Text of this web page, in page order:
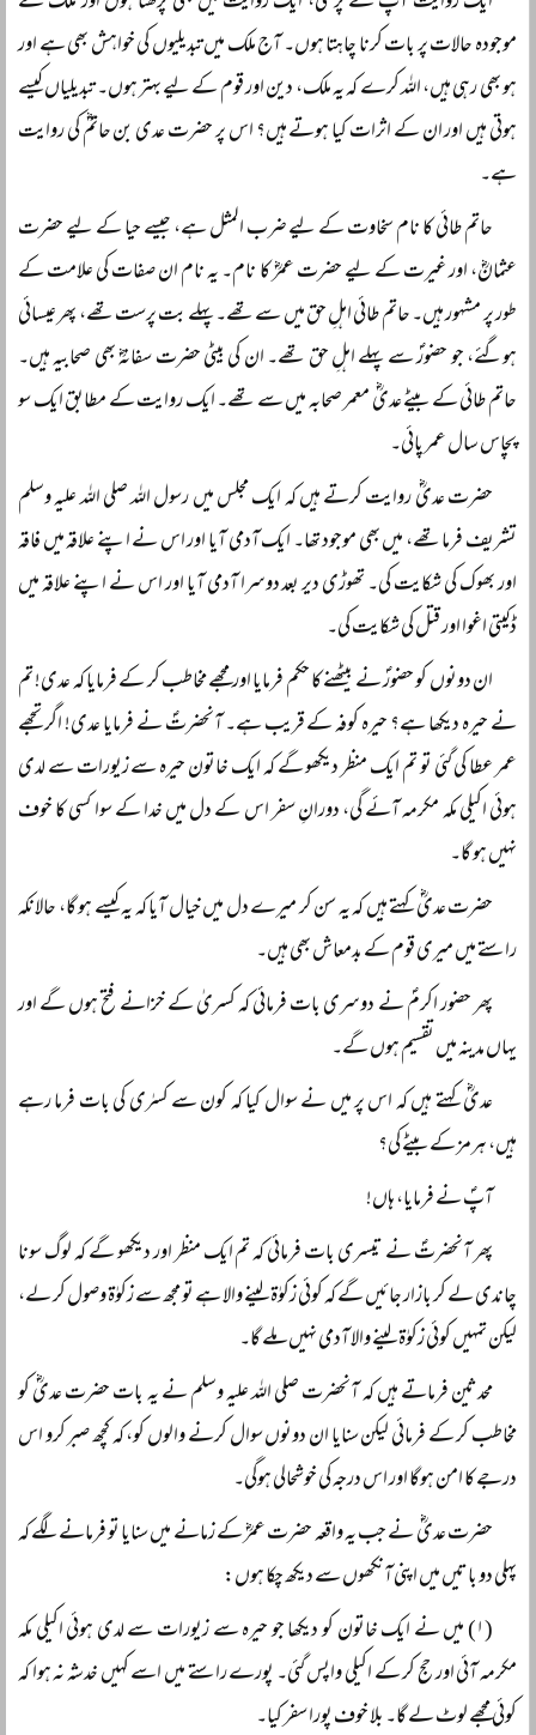
موجودہ حالات پر بات کرنا چاہتا ہوں۔ آج ملک میں تبدیلیوں کی خواہش بھی ہے اور
ہو بھی رہی ہیں، اللہ کرے کہ یہ ملک، دین اور قوم کے لیے بہتر ہوں۔ تبدیلیاں کیسے
ہوتی ہیں اور ان کے اثرات کیا ہوتے ہیں؟ اس پر حضرت عدی بن حاتمؓ کی روایت
ہے۔
حاتم طائی کا نام سخاوت کے لیے ضرب المثل ہے، جیسے حیا کے لیے حضرت
عثمانؓ، اور غیرت کے لیے حضرت عمرؓ کا نام۔ یہ نام ان صفات کی علامت کے
طور پر مشہور ہیں۔ حاتم طائی اہلِ حق میں سے تھے۔ پہلے بت پرست تھے، پھر عیسائی
ہوگئے، جو حضورؐ سے پہلے اہلِ حق تھے۔ ان کی بیٹی حضرت سفانہؓ بھی صحابیہ ہیں۔
حاتم طائی کے بیٹے عدیؓ معمر صحابہ میں سے تھے۔ ایک روایت کے مطابق ایک سو
پچاس سال عمر پائی۔
حضرت عدیؓ روایت کرتے ہیں کہ ایک مجلس میں رسول اللہ صلی اللہ علیہ وسلم
تشریف فرما تھے، میں بھی موجود تھا۔ ایک آدمی آیا اور اس نے اپنے علاقہ میں فاقہ
اور بھوک کی شکایت کی۔ تھوڑی دیر بعد دوسرا آدمی آیا اور اس نے اپنے علاقہ میں
ڈکیتی اغوا اور قتل کی شکایت کی۔
ان دونوں کو حضورؐ نے بیٹھنے کا حکم فرمایا اور مجھے مخاطب کر کے فرمایا کہ عدی! تم
نے حیرہ دیکھا ہے؟ حیرہ کوفہ کے قریب ہے۔ آنحضرتؐ نے فرمایا عدی! اگر تجھے
عمر عطا کی گئی تو تم ایک منظر دیکھو گے کہ ایک خاتون حیرہ سے زیورات سے لدی
ہوئی اکیلی مکہ مکرمہ آئے گی، دورانِ سفر اس کے دل میں خدا کے سوا کسی کا خوف
نہیں ہو گا۔
حضرت عدیؓ کہتے ہیں کہ یہ سن کر میرے دل میں خیال آیا کہ یہ کیسے ہو گا، حالانکہ
راستے میں میری قوم کے بدمعاش بھی ہیں۔
پھر حضور اکرمؐ نے دوسری بات فرمائی کہ کسریٰ کے خزانے فتح ہوں گے اور
یہاں مدینہ میں تقسیم ہوں گے۔
عدیؓ کہتے ہیں کہ اس پر میں نے سوال کیا کہ کون سے کسرٰی کی بات فرما رہے
ہیں، ہرمز کے بیٹے کی؟
آپؐ نے فرمایا، ہاں!
پھر آنحضرتؐ نے تیسری بات فرمائی کہ تم ایک منظر اور دیکھو گے کہ لوگ سونا
چاندی لے کر بازار جائیں گے کہ کوئی زکوٰۃ لینے والا ہے تو مجھ سے زکوٰۃ وصول کر لے،
لیکن تمہیں کوئی زکوٰۃ لینے والا آدمی نہیں ملے گا۔
محدثین فرماتے ہیں کہ آنحضرت صلی اللہ علیہ وسلم نے یہ بات حضرت عدیؓ کو
مخاطب کر کے فرمائی لیکن سنایا ان دونوں سوال کرنے والوں کو، کہ کچھ صبر کرو اس
درجے کا امن ہوگا اور اس درجہ کی خوشحالی ہوگی۔
حضرت عدیؓ نے جب یہ واقعہ حضرت عمرؓ کے زمانے میں سنایا تو فرمانے لگے کہ
پہلی دو باتیں میں اپنی آنکھوں سے دیکھ چکا ہوں:
(۱) میں نے ایک خاتون کو دیکھا جو حیرہ سے زیورات سے لدی ہوئی اکیلی مکہ
مکرمہ آئی اور حج کر کے اکیلی واپس گئی۔ پورے راستے میں اسے کہیں خدشہ نہ ہوا کہ
کوئی مجھے لوٹ لے گا۔ بلا خوف پورا سفر کیا۔